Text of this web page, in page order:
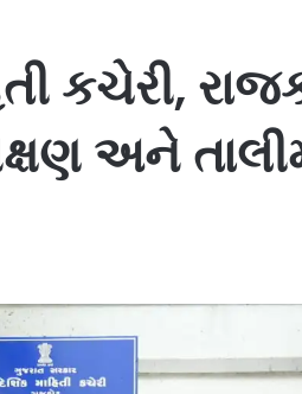
કચેરી,
અને